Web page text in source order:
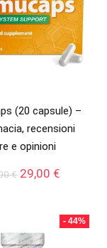
(20 capsule) –
recensioni
e opinioni
€ Il
50,00 €.
29,00 €Il
è:
29,00 €.
- 44%